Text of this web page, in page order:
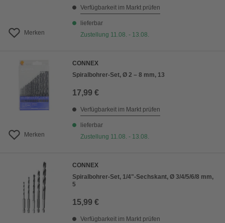
Merken
Verfügbarkeit im Markt prüfen
lieferbar
Zustellung 11.08. - 13.08.
Merken
CONNEX
Spiralbohrer-Set, Ø 2 – 8 mm, 13
17,99 €
Verfügbarkeit im Markt prüfen
lieferbar
Zustellung 11.08. - 13.08.
CONNEX
Spiralbohrer-Set, 1/4"-Sechskant, Ø 3/4/5/6/8 mm,
5
15,99 €
Verfügbarkeit im Markt prüfen